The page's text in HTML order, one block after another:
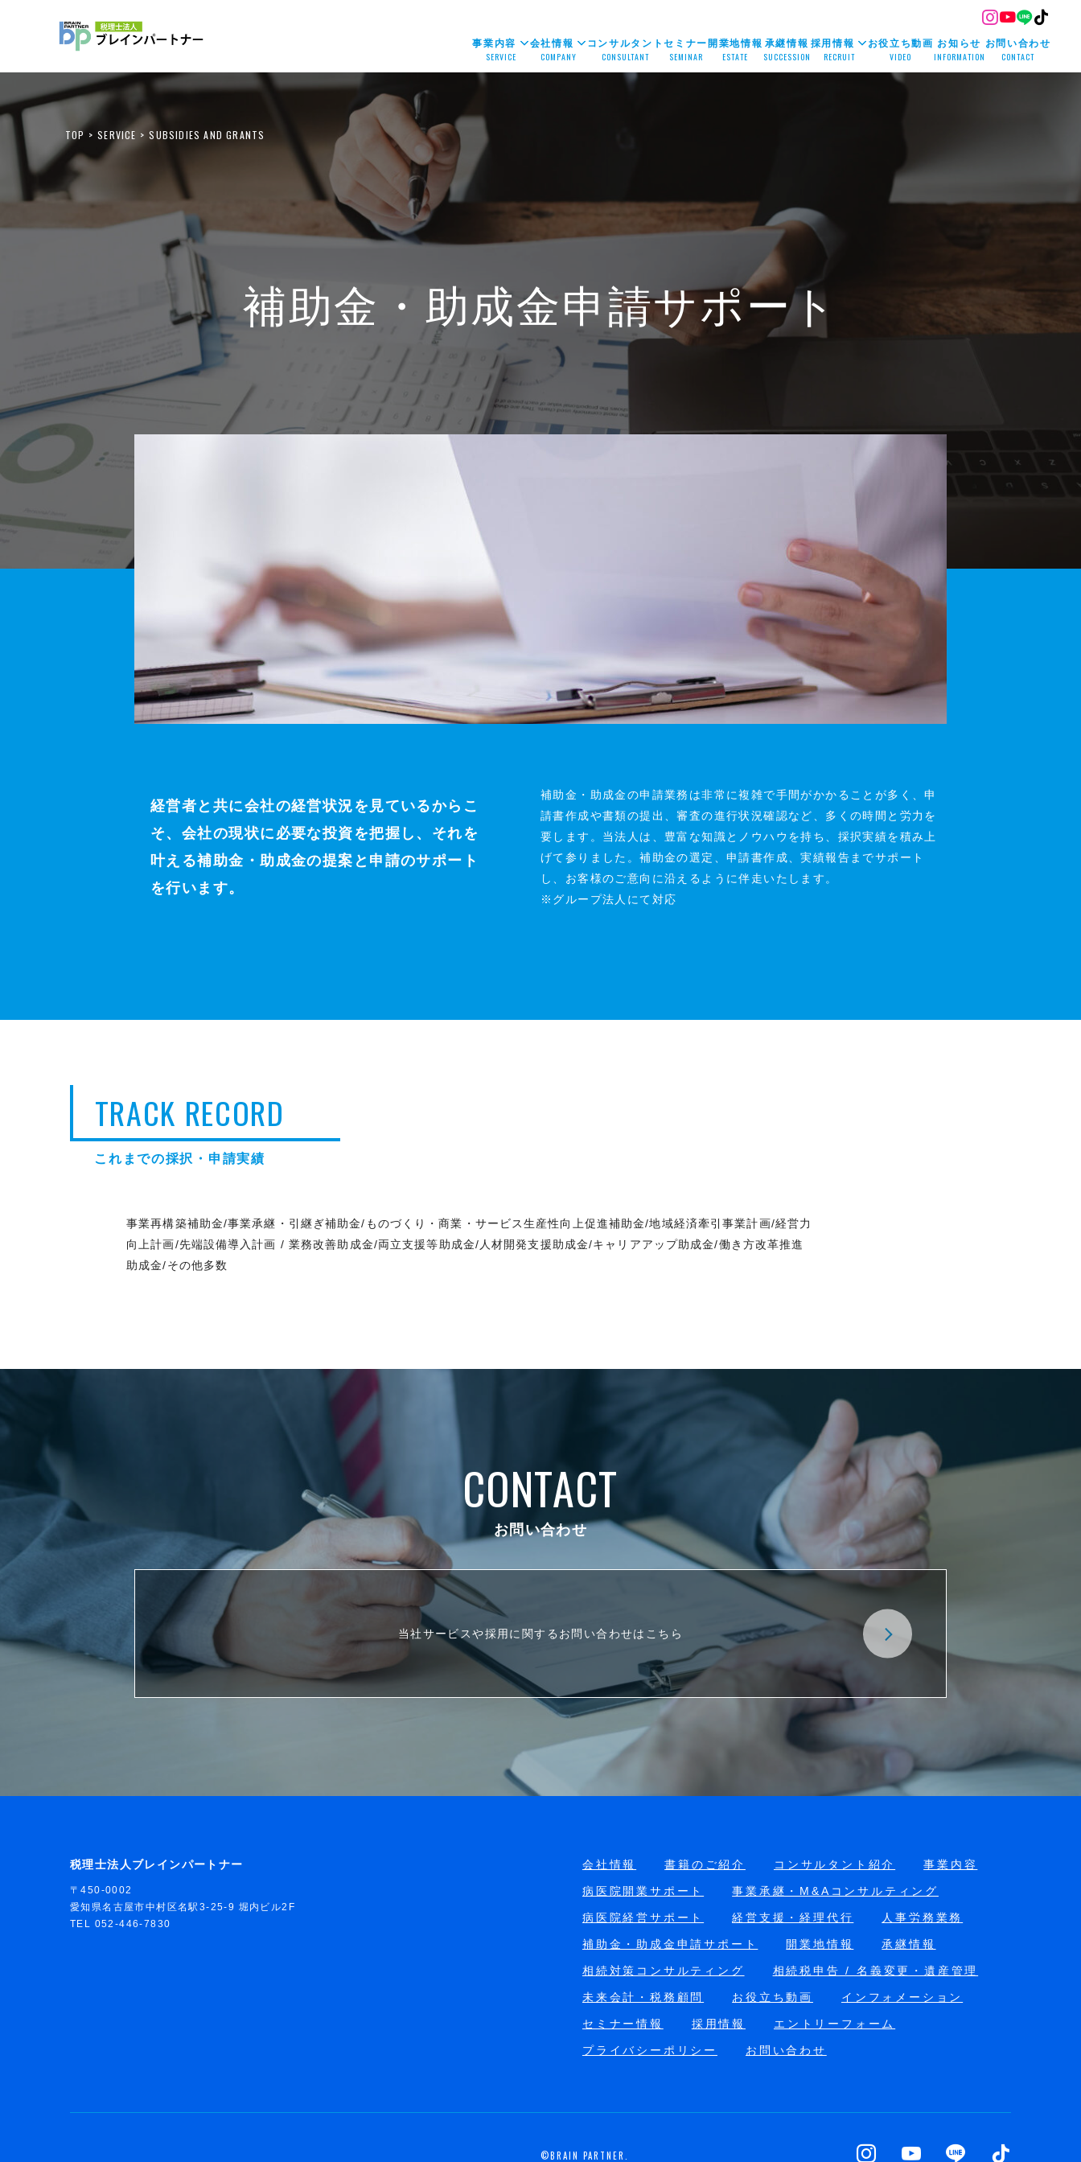
SERVICE
事業内容
COMPANY
会社情報
CONSULTANT
コンサルタント
SEMINAR
セミナー
ESTATE
開業地情報
SUCCESSION
承継情報
RECRUIT
採用情報
VIDEO
お役立ち動画
INFORMATION
お知らせ
CONTACT
お問い合わせ
TOP SERVICE SUBSIDIES AND GRANTS
補助金・助成金申請サポート
経営者と共に会社の経営状況を見ているからこ
そ、会社の現状に必要な投資を把握し、それを
叶える補助金・助成金の提案と申請のサポート
を行います。
補助金・助成金の申請業務は非常に複雑で手間がかかることが多く、申
請書作成や書類の提出、審査の進行状況確認など、多くの時間と労力を
要します。当法人は、豊富な知識とノウハウを持ち、採択実績を積み上
げて参りました。補助金の選定、申請書作成、実績報告までサポート
し、お客様のご意向に沿えるように伴走いたします。
※グループ法人にて対応
TRACK RECORD
これまでの採択・申請実績
事業再構築補助金/事業承継・引継ぎ補助金/ものづくり・商業・サービス生産性向上促進補助金/地域経済牽引事業計画/経営力
向上計画/先端設備導入計画 / 業務改善助成金/両立支援等助成金/人材開発支援助成金/キャリアアップ助成金/働き方改革推進
助成金/その他多数
CONTACT
お問い合わせ
当社サービスや採用に関するお問い合わせはこちら
税理士法人ブレインパートナー
〒450-0002
愛知県名古屋市中村区名駅3-25-9 堀内ビル2F
TEL 052-446-7830
会社情報 書籍のご紹介 コンサルタント紹介 事業内容
病医院開業サポート 事業承継・M&Aコンサルティング
病医院経営サポート 経営支援・経理代行 人事労務業務
補助金・助成金申請サポート 開業地情報 承継情報
相続対策コンサルティング 相続税申告 / 名義変更・遺産管理
未来会計・税務顧問 お役立ち動画 インフォメーション
セミナー情報 採用情報 エントリーフォーム
プライバシーポリシー お問い合わせ
©BRAIN PARTNER.